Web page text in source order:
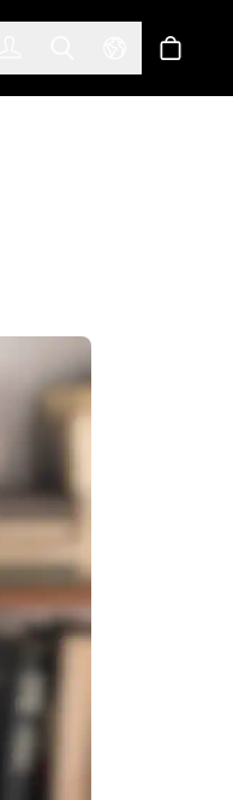
Select Tienda